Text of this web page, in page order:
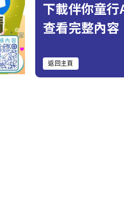
下載伴你童行
查看完整內容
返回主頁